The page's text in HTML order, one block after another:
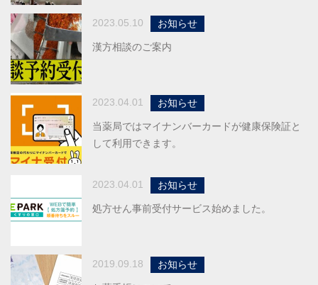
2023.05.10 お知らせ
漢方相談のご案内
2023.04.01 お知らせ
当薬局ではマイナンバーカードが健康保険証と
して利用できます。
2023.04.01 お知らせ
処方せん事前受付サービス始めました。
2019.09.18 お知らせ